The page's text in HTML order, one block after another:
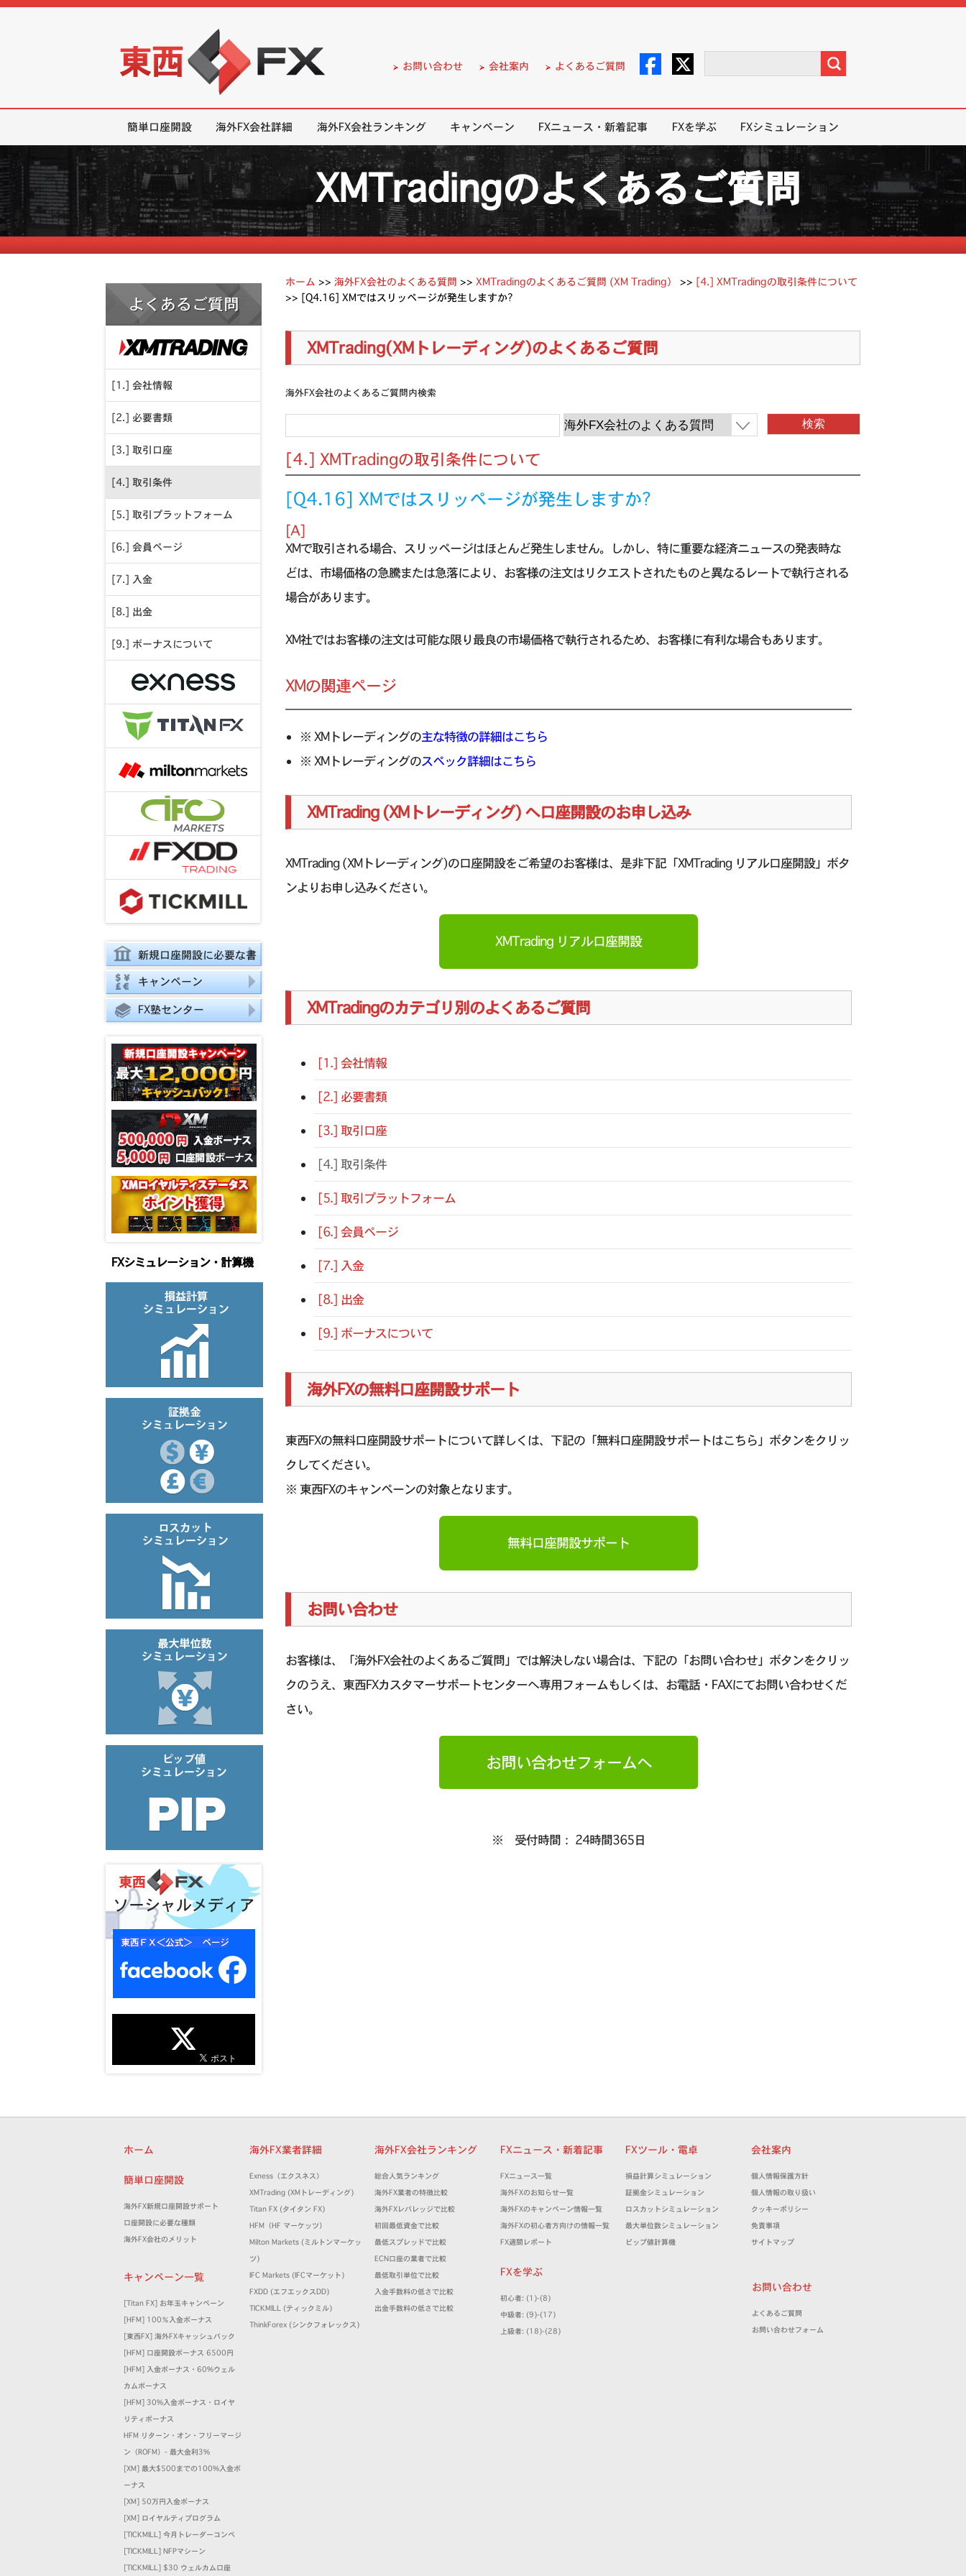
お問い合わせ 会社案内 よくあるご質問
簡単口座開設 海外FX会社詳細 海外FX会社ランキング キャンペーン FXニュース・新着記事 FXを学ぶ FXシミュレーション
XMTradingのよくあるご質問
よくあるご質問
[1.] 会社情報
[2.] 必要書類
[3.] 取引口座
[4.] 取引条件
[5.] 取引プラットフォーム
[6.] 会員ページ
[7.] 入金
[8.] 出金
[9.] ボーナスについて
新規口座開設に必要な書
類
キャンペーン
FX塾センター
FXシミュレーション・計算機
ソーシャルメディア
ホーム >> 海外FX会社のよくある質問 >> XMTradingのよくあるご質問 (XM Trading） >> [4.] XMTradingの取引条件について
>> [Q4.16] XMではスリッページが発生しますか?
XMTrading(XMトレーディング)のよくあるご質問
海外FX会社のよくあるご質問内検索
[4.] XMTradingの取引条件について
[Q4.16] XMではスリッページが発生しますか?
[A]
XMで取引される場合、スリッページはほとんど発生しません。しかし、特に重要な経済ニュースの発表時な
どは、市場価格の急騰または急落により、お客様の注文はリクエストされたものと異なるレートで執行される
場合があります。
XM社ではお客様の注文は可能な限り最良の市場価格で執行されるため、お客様に有利な場合もあります。
XMの関連ページ
※ XMトレーディングの主な特徴の詳細はこちら
※ XMトレーディングのスペック詳細はこちら
XMTrading (XMトレーディング) へ口座開設のお申し込み
XMTrading (XMトレーディング)の口座開設をご希望のお客様は、是非下記「XMTrading リアル口座開設」ボタ
ンよりお申し込みください。
XMTrading リアル口座開設
XMTradingのカテゴリ別のよくあるご質問
[1.] 会社情報
[2.] 必要書類
[3.] 取引口座
[4.] 取引条件
[5.] 取引プラットフォーム
[6.] 会員ページ
[7.] 入金
[8.] 出金
[9.] ボーナスについて
海外FXの無料口座開設サポート
東西FXの無料口座開設サポートについて詳しくは、下記の「無料口座開設サポートはこちら」ボタンをクリッ
クしてください。
※ 東西FXのキャンペーンの対象となります。
無料口座開設サポート
お問い合わせ
お客様は、「海外FX会社のよくあるご質問」では解決しない場合は、下記の「お問い合わせ」ボタンをクリッ
クのうえ、東西FXカスタマーサポートセンターへ専用フォームもしくは、お電話・FAXにてお問い合わせくだ
さい。
お問い合わせフォームへ
※ 受付時間： 24時間365日
ホーム 海外FX業者詳細
Exness（エクスネス）
XMTrading (XMトレーディング)
Titan FX (タイタン FX)
HFM（HF マーケッツ）
Milton Markets (ミルトンマーケッ
ツ)
IFC Markets (IFCマーケット)
FXDD (エフエックスDD)
TICKMILL (ティックミル)
ThinkForex (シンクフォレックス)
海外FX会社ランキング
総合人気ランキング
海外FX業者の特徴比較
海外FXレバレッジで比較
初回最低資金で比較
最低スプレッドで比較
ECN口座の業者で比較
最低取引単位で比較
入金手数料の低さで比較
出金手数料の低さで比較
FXニュース・新着記事
FXニュース一覧
海外FXのお知らせ一覧
海外FXのキャンペーン情報一覧
海外FXの初心者方向けの情報一覧
FX週間レポート
FXツール・電卓
損益計算シミュレーション
証拠金シミュレーション
ロスカットシミュレーション
最大単位数シミュレーション
ピップ値計算機
会社案内
個人情報保護方針
個人情報の取り扱い
クッキーポリシー
免責事項
サイトマップ
簡単口座開設
海外FX新規口座開設サポート
口座開設に必要な種類
海外FX会社のメリット
キャンペーン一覧
[Titan FX] お年玉キャンペーン
[HFM] 100％入金ボーナス
[東西FX] 海外FXキャッシュバック
[HFM] 口座開設ボーナス 6500円
[HFM] 入金ボーナス・60%ウェル
カムボーナス
[HFM] 30%入金ボーナス・ロイヤ
リティボーナス
HFM リターン・オン・フリーマージ
ン（ROFM）- 最大金利3%
[XM] 最大$500までの100%入金ボ
ーナス
[XM] 50万円入金ボーナス
[XM] ロイヤルティプログラム
[TICKMILL] 今月トレーダーコンペ
[TICKMILL] NFPマシーン
[TICKMILL] $30 ウェルカム口座
FXを学ぶ
初心者: (1)-(8)
中級者: (9)-(17)
上級者: (18)-(28)
お問い合わせ
よくあるご質問
お問い合わせフォーム